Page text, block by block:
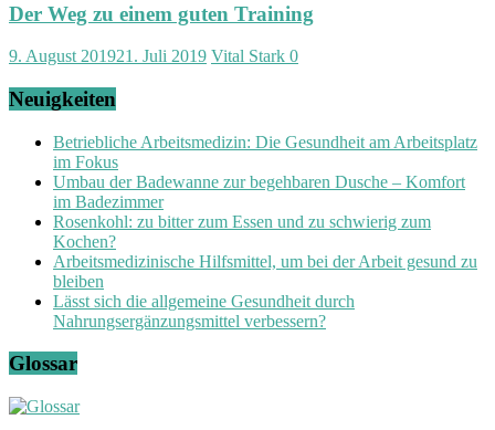
Der Weg zu einem guten Training
9. August 201921. Juli 2019 Vital Stark 0
Neuigkeiten
Betriebliche Arbeitsmedizin: Die Gesundheit am Arbeitsplatz
im Fokus
Umbau der Badewanne zur begehbaren Dusche – Komfort
im Badezimmer
Rosenkohl: zu bitter zum Essen und zu schwierig zum
Kochen?
Arbeitsmedizinische Hilfsmittel, um bei der Arbeit gesund zu
bleiben
Lässt sich die allgemeine Gesundheit durch
Nahrungsergänzungsmittel verbessern?
Glossar